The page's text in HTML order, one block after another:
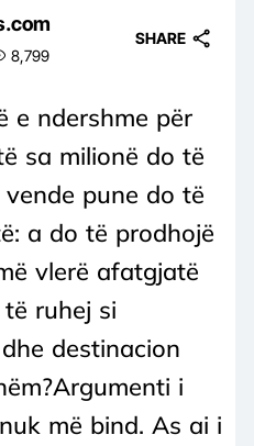
8,799
SHARE
e ndershme për
sa milionë do të
pune do të
a do të prodhojë
vlerë afatgjatë
ruhej si
destinacion
i
më bind. As ai i